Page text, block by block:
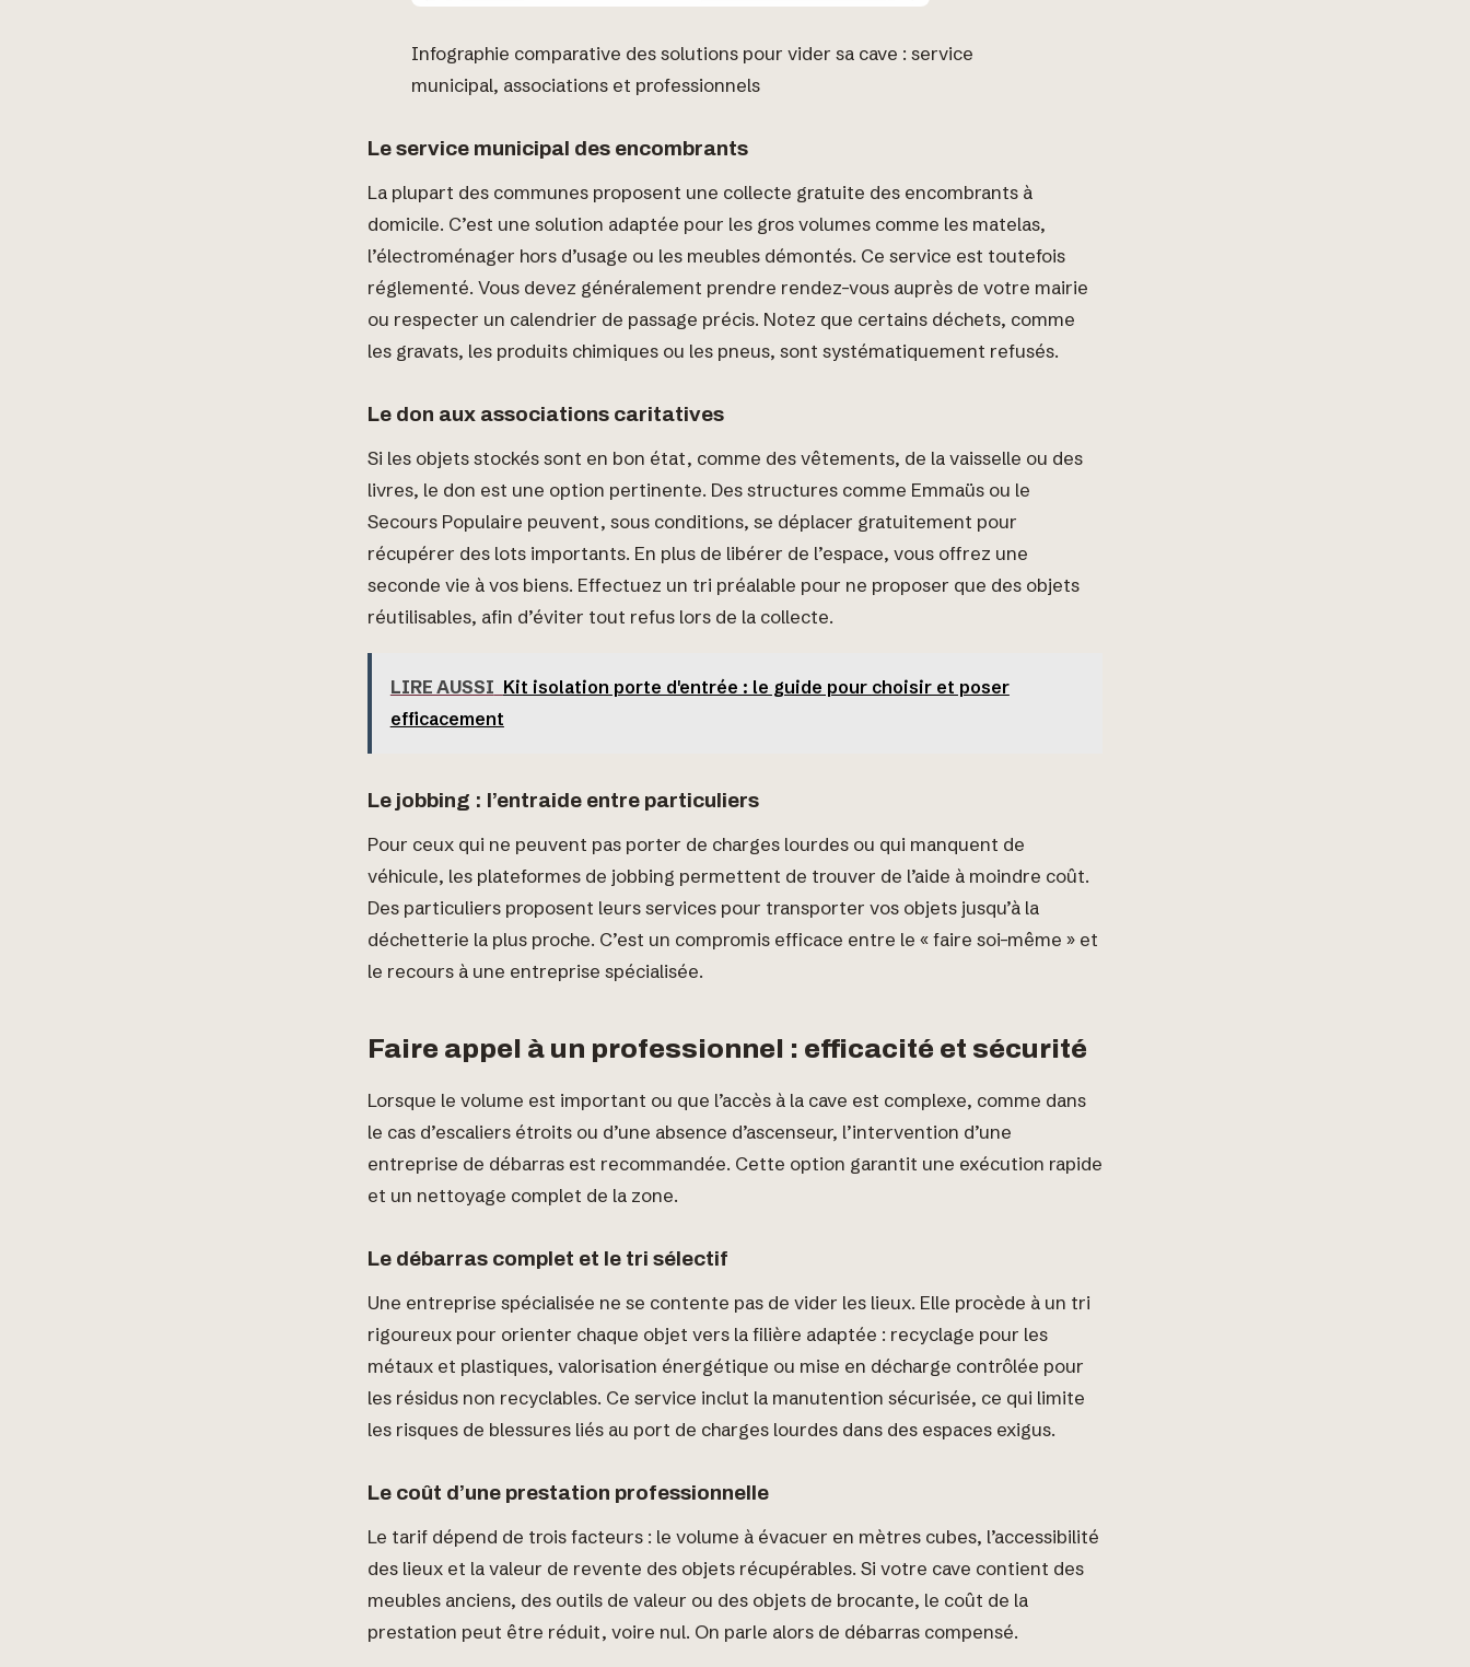
Infographie comparative des solutions pour vider sa cave : service
municipal, associations et professionnels
Le service municipal des encombrants
La plupart des communes proposent une collecte gratuite des encombrants à
domicile. C’est une solution adaptée pour les gros volumes comme les matelas,
l’électroménager hors d’usage ou les meubles démontés. Ce service est toutefois
réglementé. Vous devez généralement prendre rendez-vous auprès de votre mairie
ou respecter un calendrier de passage précis. Notez que certains déchets, comme
les gravats, les produits chimiques ou les pneus, sont systématiquement refusés.
Le don aux associations caritatives
Si les objets stockés sont en bon état, comme des vêtements, de la vaisselle ou des
livres, le don est une option pertinente. Des structures comme Emmaüs ou le
Secours Populaire peuvent, sous conditions, se déplacer gratuitement pour
récupérer des lots importants. En plus de libérer de l’espace, vous offrez une
seconde vie à vos biens. Effectuez un tri préalable pour ne proposer que des objets
réutilisables, afin d’éviter tout refus lors de la collecte.
LIRE AUSSI Kit isolation porte d'entrée : le guide pour choisir et poser
efficacement
Le jobbing : l’entraide entre particuliers
Pour ceux qui ne peuvent pas porter de charges lourdes ou qui manquent de
véhicule, les plateformes de jobbing permettent de trouver de l’aide à moindre coût.
Des particuliers proposent leurs services pour transporter vos objets jusqu’à la
déchetterie la plus proche. C’est un compromis efficace entre le « faire soi-même » et
le recours à une entreprise spécialisée.
Faire appel à un professionnel : efficacité et sécurité
Lorsque le volume est important ou que l’accès à la cave est complexe, comme dans
le cas d’escaliers étroits ou d’une absence d’ascenseur, l’intervention d’une
entreprise de débarras est recommandée. Cette option garantit une exécution rapide
et un nettoyage complet de la zone.
Le débarras complet et le tri sélectif
Une entreprise spécialisée ne se contente pas de vider les lieux. Elle procède à un tri
rigoureux pour orienter chaque objet vers la filière adaptée : recyclage pour les
métaux et plastiques, valorisation énergétique ou mise en décharge contrôlée pour
les résidus non recyclables. Ce service inclut la manutention sécurisée, ce qui limite
les risques de blessures liés au port de charges lourdes dans des espaces exigus.
Le coût d’une prestation professionnelle
Le tarif dépend de trois facteurs : le volume à évacuer en mètres cubes, l’accessibilité
des lieux et la valeur de revente des objets récupérables. Si votre cave contient des
meubles anciens, des outils de valeur ou des objets de brocante, le coût de la
prestation peut être réduit, voire nul. On parle alors de débarras compensé.